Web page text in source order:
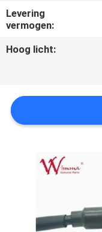
Levering
vermogen:
Hoog licht: